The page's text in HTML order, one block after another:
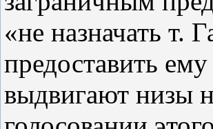
«не назначать т.
предоставить
выдвигают низы